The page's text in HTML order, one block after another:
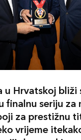
u Hrvatskoj bliži
finalnu seriju za
za prestižnu
vrijeme